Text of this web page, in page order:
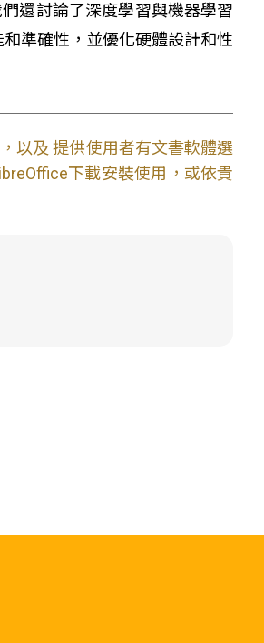
還討論了深度學習與機器學習
準確性，並優化硬體設計和性
以及 提供使用者有文書軟體選
下載安裝使用，或依貴